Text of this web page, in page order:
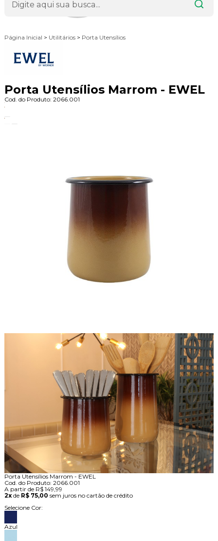
Página Inicial > Utilitários > Porta Utensílios
Porta Utensílios Marrom - EWEL
Cod. do Produto: 2066.001
Porta Utensílios Marrom - EWEL
Cod. do Produto: 2066.001
A partir de R$ 149,99
2xde R$ 75,00 sem juros no cartão de crédito
Selecione Cor:
Azul